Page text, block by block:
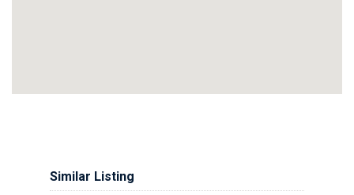
Similar Listing